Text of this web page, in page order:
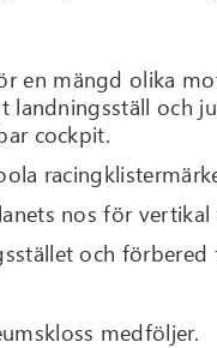
en mängd olika
och
cockpit.
nos för vertikal
och förbered
medföljer.